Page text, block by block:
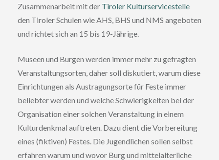
Zusammenarbeit mit der Tiroler Kulturservicestelle
den Tiroler Schulen wie AHS, BHS und NMS angeboten
und richtet sich an 15 bis 19-Jährige.
Museen und Burgen werden immer mehr zu gefragten
Veranstaltungsorten, daher soll diskutiert, warum diese
Einrichtungen als Austragungsorte für Feste immer
beliebter werden und welche Schwierigkeiten bei der
Organisation einer solchen Veranstaltung in einem
Kulturdenkmal auftreten. Dazu dient die Vorbereitung
eines (fiktiven) Festes. Die Jugendlichen sollen selbst
erfahren warum und wovor Burg und mittelalterliche